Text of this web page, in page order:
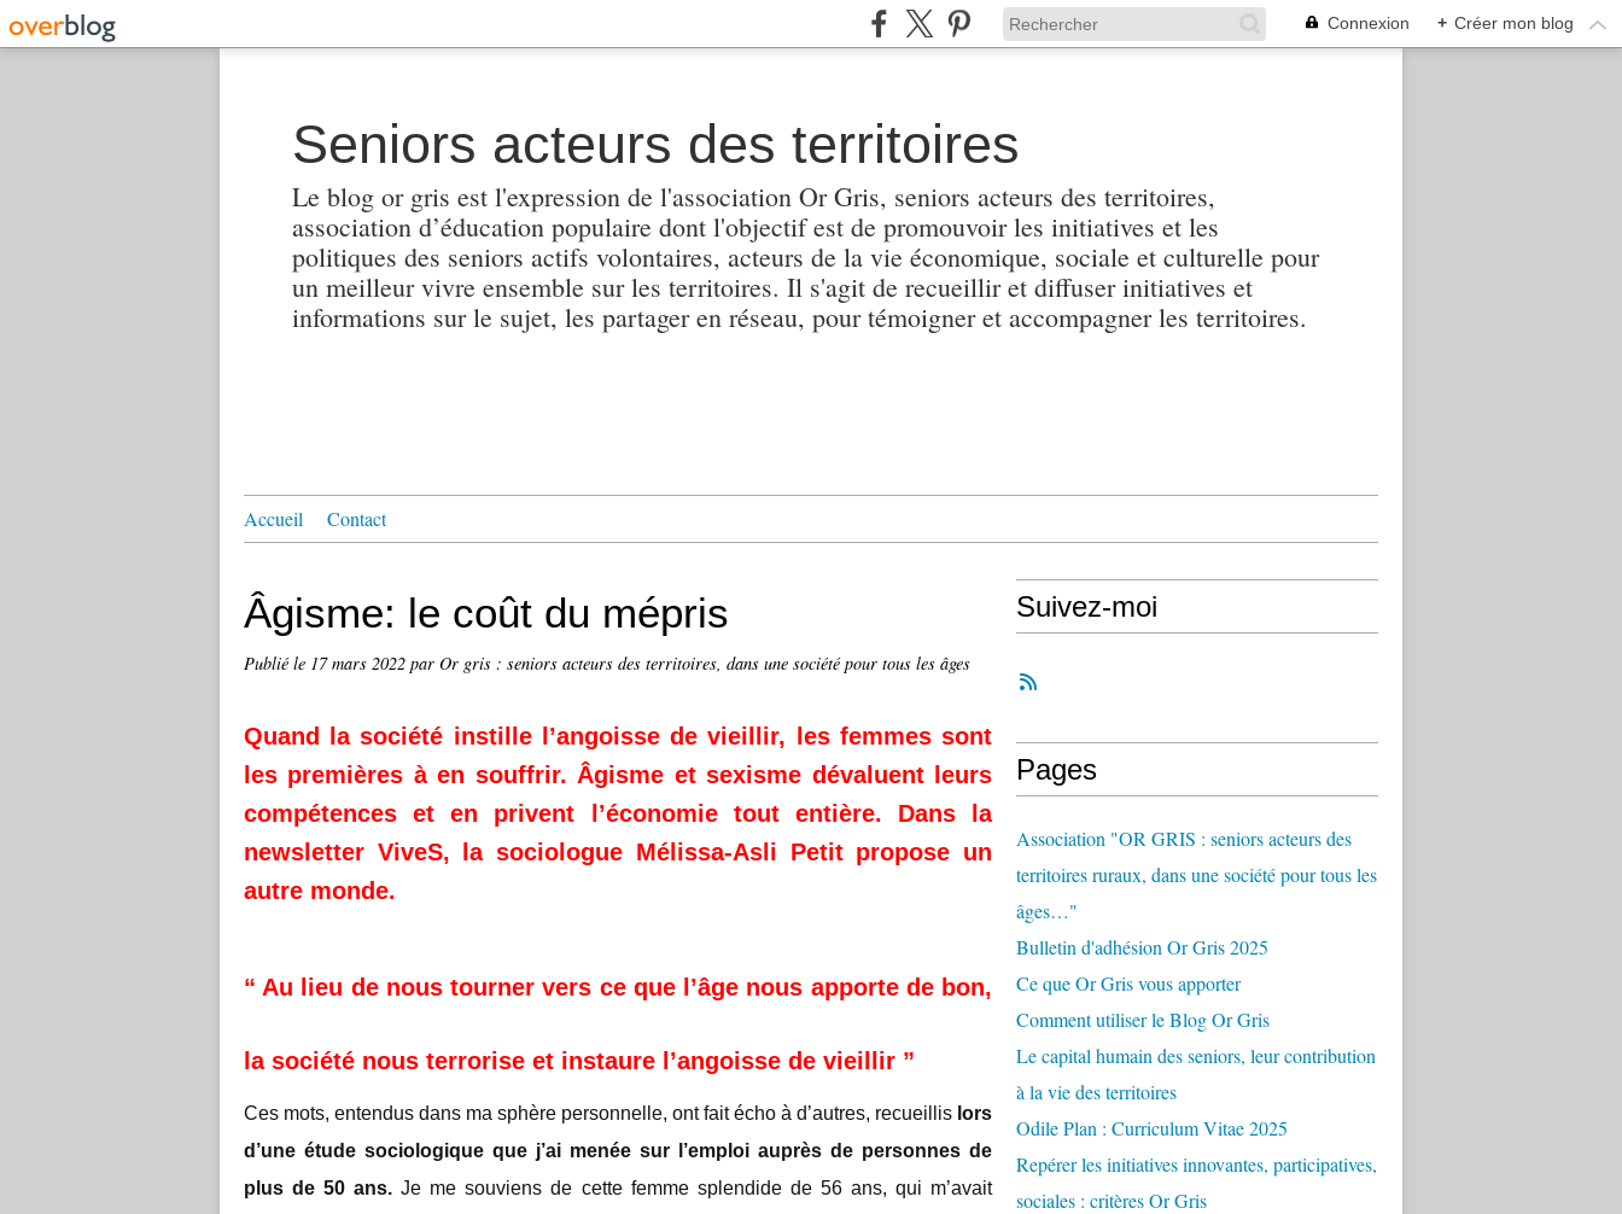
Connexion + Créer mon blog
Seniors acteurs des territoires
Le blog or gris est l'expression de l'association Or Gris, seniors acteurs des territoires,
association d’éducation populaire dont l'objectif est de promouvoir les initiatives et les
politiques des seniors actifs volontaires, acteurs de la vie économique, sociale et culturelle pour
un meilleur vivre ensemble sur les territoires. Il s'agit de recueillir et diffuser initiatives et
informations sur le sujet, les partager en réseau, pour témoigner et accompagner les territoires.
Accueil Contact
Âgisme: le coût du mépris
Publié le 17 mars 2022 par Or gris : seniors acteurs des territoires, dans une société pour tous les âges
Quand la société instille l’angoisse de vieillir, les femmes sont
les premières à en souffrir. Âgisme et sexisme dévaluent leurs
compétences et en privent l’économie tout entière. Dans la
newsletter ViveS, la sociologue Mélissa-Asli Petit propose un
autre monde.
“ Au lieu de nous tourner vers ce que l’âge nous apporte de bon,
la société nous terrorise et instaure l’angoisse de vieillir ”
Ces mots, entendus dans ma sphère personnelle, ont fait écho à d’autres, recueillis lors
d’une étude sociologique que j’ai menée sur l’emploi auprès de personnes de
plus de 50 ans. Je me souviens de cette femme splendide de 56 ans, qui m’avait
Suivez-moi
Pages
Association "OR GRIS : seniors acteurs des
territoires ruraux, dans une société pour tous les
âges…"
Bulletin d'adhésion Or Gris 2025
Ce que Or Gris vous apporter
Comment utiliser le Blog Or Gris
Le capital humain des seniors, leur contribution
à la vie des territoires
Odile Plan : Curriculum Vitae 2025
Repérer les initiatives innovantes, participatives,
sociales : critères Or Gris